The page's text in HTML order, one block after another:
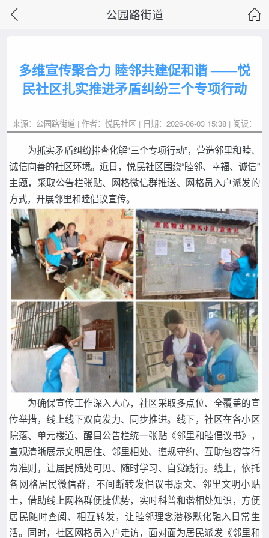
公园路街道
多维宣传聚合力 睦邻共建促和谐 ——悦
民社区扎实推进矛盾纠纷三个专项行动
来源：公园路街道 | 作者：悦民社区 | 日期：2026-06-03 15:38 | 阅读：
为抓实矛盾纠纷排查化解“三个专项行动”，营造邻里和睦、
诚信向善的社区环境。近日，悦民社区围绕“睦邻、幸福、诚信”
主题，采取公告栏张贴、网格微信群推送、网格员入户派发的
方式，开展邻里和睦倡议宣传。
为确保宣传工作深入人心，社区采取多点位、全覆盖的宣
传举措，线上线下双向发力、同步推进。线下，社区在各小区
院落、单元楼道、醒目公告栏统一张贴《邻里和睦倡议书》，
直观清晰展示文明居住、邻里相处、遵规守约、互助包容等行
为准则，让居民随处可见、随时学习、自觉践行。线上，依托
各网格居民微信群，不间断转发倡议书原文、邻里文明小贴
士，借助线上网格群便捷优势，实时科普和谐相处知识，方便
居民随时查阅、相互转发，让睦邻理念潜移默化融入日常生
活。同时，社区网格员入户走访，面对面为居民派发《邻里和